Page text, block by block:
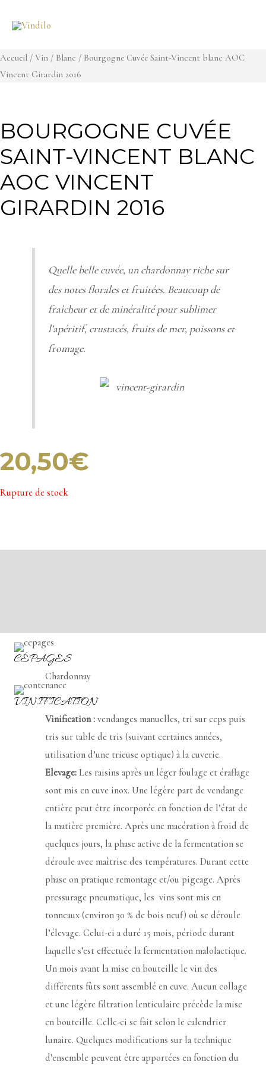
Accueil / Vin / Blanc / Bourgogne Cuvée Saint-Vincent blanc AOC
Vincent Girardin 2016
BOURGOGNE CUVÉE
SAINT-VINCENT BLANC
AOC VINCENT
GIRARDIN 2016
Quelle belle cuvée, un chardonnay riche sur
des notes florales et fruitées. Beaucoup de
fraîcheur et de minéralité pour sublimer
l’apéritif, crustacés, fruits de mer, poissons et
fromage.
20,50€
Rupture de stock
CÉPAGES
Chardonnay
VINIFICATION
Vinification : vendanges manuelles, tri sur ceps puis
tris sur table de tris (suivant certaines années,
utilisation d’une trieuse optique) à la cuverie.
Elevage: Les raisins après un léger foulage et éraflage
sont mis en cuve inox. Une légère part de vendange
entière peut être incorporée en fonction de l’état de
la matière première. Après une macération à froid de
quelques jours, la phase active de la fermentation se
déroule avec maîtrise des températures. Durant cette
phase on pratique remontage et/ou pigeage. Après
pressurage pneumatique, les vins sont mis en
tonneaux (environ 30 % de bois neuf) où se déroule
l’élevage. Celui-ci a duré 15 mois, période durant
laquelle s’est effectuée la fermentation malolactique.
Un mois avant la mise en bouteille le vin des
différents fûts sont assemblé en cuve. Aucun collage
et une légère filtration lenticulaire précède la mise
en bouteille. Celle-ci se fait selon le calendrier
lunaire. Quelques modifications sur la technique
d’ensemble peuvent être apportées en fonction du